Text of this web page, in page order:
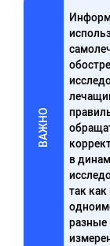
ВАЖНО
в
так
разные